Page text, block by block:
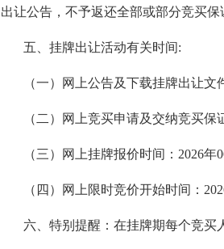
出让公告，不予返还全部或部分竞买
五、挂牌出让活动有关时间:
（一）网上公告及下载挂牌出让文
（二）网上竞买申请及交纳竞买保
（三）网上挂牌报价时间：2026年
（四）网上限时竞价开始时间：
六、特别提醒：在挂牌期每个竞买